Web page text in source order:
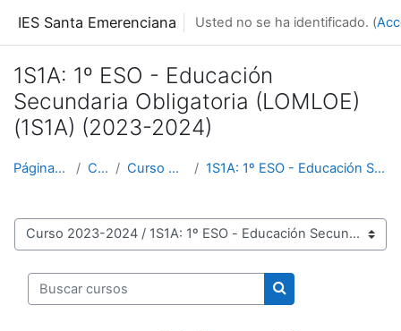
IES Santa Emerenciana Usted no se ha identificado. (
1S1A: 1º ESO - Educación
Secundaria Obligatoria (LOMLOE)
(1S1A) (2023-2024)
Página Principal Cursos Curso 2023-2024 1S1A: 1º ESO - Educación Secundaria Obligatoria (L...
Categorías
Buscar cursos
Buscar cursos